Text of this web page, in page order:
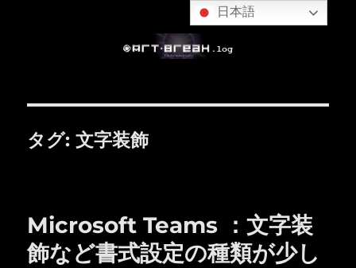
タグ:文字装飾
Microsoft Teams ：文字装
飾など書式設定の種類が少し
日本語